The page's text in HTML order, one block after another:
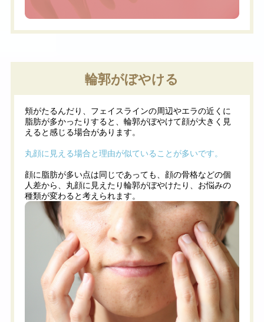
輪郭がぼやける
頬がたるんだり、フェイスラインの周辺やエラの近くに
脂肪が多かったりすると、輪郭がぼやけて顔が大きく見
えると感じる場合があります。
丸顔に見える場合と理由が似ていることが多いです。
顔に脂肪が多い点は同じであっても、顔の骨格などの個
人差から、丸顔に見えたり輪郭がぼやけたり、お悩みの
種類が変わると考えられます。